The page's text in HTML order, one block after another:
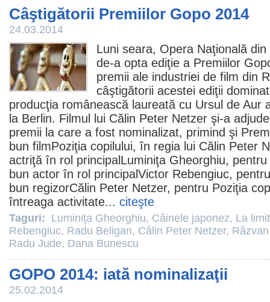
Câştigătorii Premiilor Gopo 2014
24.03.2014
Luni seara, Opera Naţională
de-a opta ediţie a Premiilor
premii ale industriei de film din
câştigătorii acestei ediţii
producţia românească laureată cu Ursul de Aur
la Berlin. Filmul lui Călin Peter Netzer şi-a
premii la care a fost nominalizat, primind şi
bun filmPoziţia copilului, în regia lui Călin Peter
actriţă în rol principal Luminiţa Gheorghiu, pentru
bun actor în rol principalVictor Rebengiuc,
bun regizorCălin Peter Netzer, pentru Poziţia
întreaga activitate... citeşte
Taguri: Luminiţa Gheorghiu, Câinele japonez, La
Rebengiuc, Radu Beligan, Călin Peter Netzer,
Radu Jude, Dana Bunescu
GOPO 2014: iată nominalizaţii
25.02.2014